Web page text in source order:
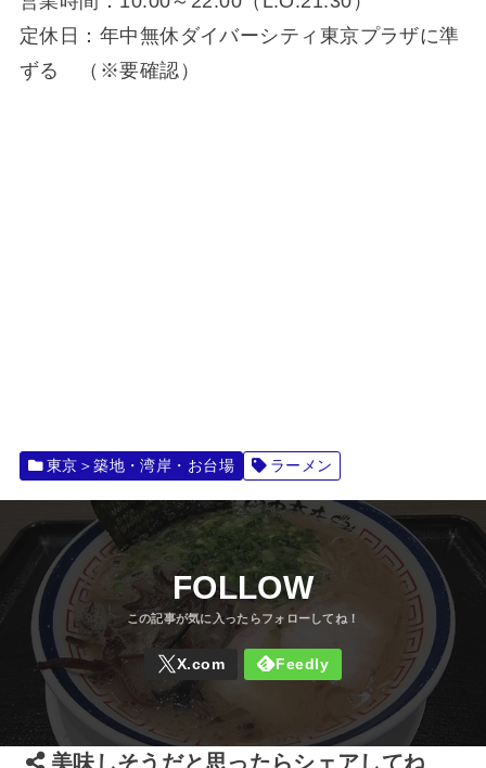
定休日：年中無休ダイバーシティ東京プラザに準
ずる （※要確認）
東京＞築地・湾岸・お台場 ラーメン
FOLLOW
美味しそうだと思ったらシェアしてね